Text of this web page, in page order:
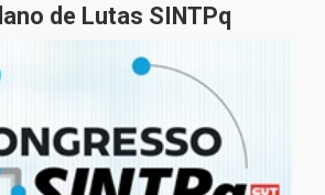
de Lutas SINTPq